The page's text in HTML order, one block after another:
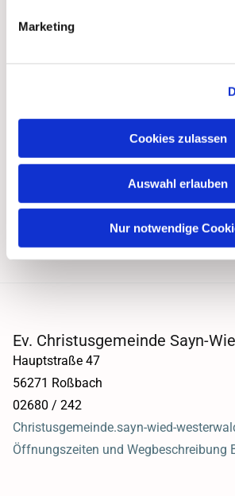
Marketing
Cookies zulassen
Auswahl erlauben
Nur notwendige
Ev. Christusgemeinde Sayn-
Hauptstraße 47
56271 Roßbach
02680 / 242
Christusgemeinde.sayn-wied-
Öffnungszeiten und Wegbeschreibung